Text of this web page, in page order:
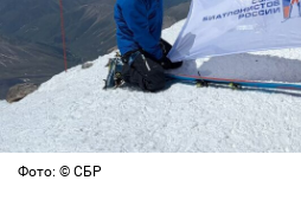
Фото: © СБР